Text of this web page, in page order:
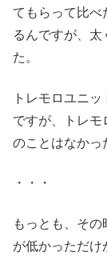
てもらって比べ
るんですが、
た。
トレモロユニ
ですが、トレモ
のことはなかっ
・・・
もっとも、そ
が低かっただ